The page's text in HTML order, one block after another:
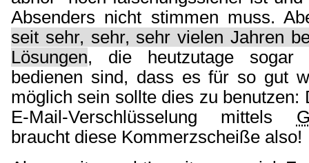
Absenders nicht stimmen muss.
seit sehr, sehr, sehr vielen Jahren
Lösungen, die heutzutage sogar
bedienen sind, dass es für so gut
möglich sein sollte dies zu benutzen:
E-Mail-Verschlüsselung mittels
braucht diese Kommerzscheiße also!